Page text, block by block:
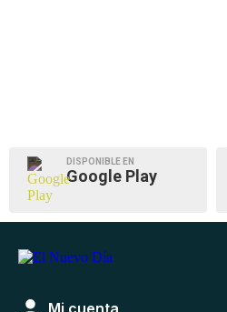
DISPONIBLE EN
Google Play
Mi cuenta